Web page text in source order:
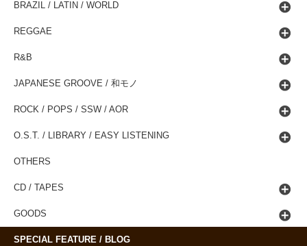
BRAZIL / LATIN / WORLD
REGGAE
R&B
JAPANESE GROOVE / 和モノ
ROCK / POPS / SSW / AOR
O.S.T. / LIBRARY / EASY LISTENING
OTHERS
CD / TAPES
GOODS
SPECIAL FEATURE / BLOG